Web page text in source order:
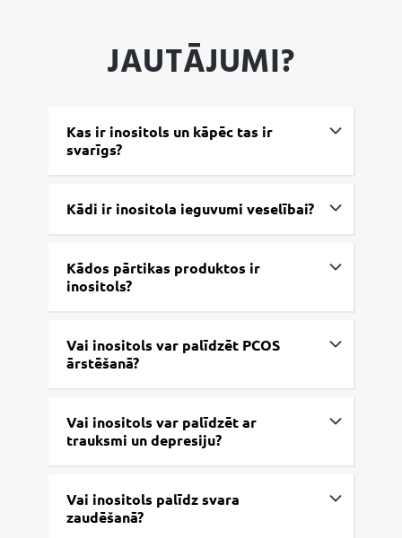
JAUTĀJUMI?
Kas ir inositols un kāpēc tas ir
svarīgs?
Kādi ir inositola ieguvumi veselībai?
Kādos pārtikas produktos ir
inositols?
Vai inositols var palīdzēt PCOS
ārstēšanā?
Vai inositols var palīdzēt ar
trauksmi un depresiju?
Vai inositols palīdz svara
zaudēšanā?